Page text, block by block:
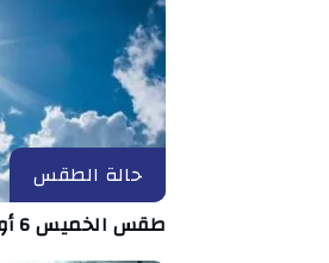
حالة الطقس
طقس الخميس 6 أوت 2026/ الحرارة بين 32 و44